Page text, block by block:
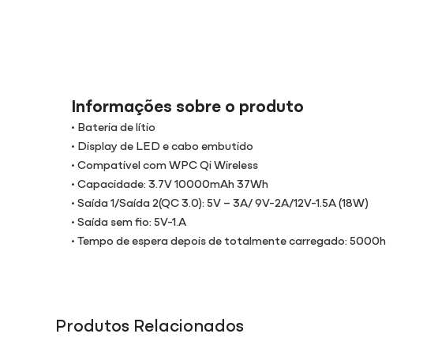
Informações sobre o produto
• Bateria de lítio
• Display de LED e cabo embutido
• Compativel com WPC Qi Wireless
• Capacidade: 3.7V 10000mAh 37Wh
• Saída 1/Saída 2(QC 3.0): 5V – 3A/ 9V-2A/12V-1.5A (18W)
• Saída sem fio: 5V-1.A
• Tempo de espera depois de totalmente carregado: 5000h
Produtos Relacionados